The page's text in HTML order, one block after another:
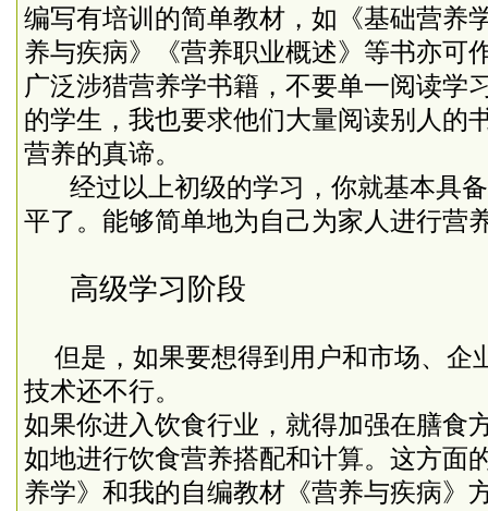
编写有培训的简单教材，如《基础营养
养与疾病》《营养职业概述》等书亦可
广泛涉猎营养学书籍，不要单一阅读学
的学生，我也要求他们大量阅读别人的
营养的真谛。
经过以上初级的学习，你就基本具
平了。能够简单地为自己为家人进行营
高级学习阶段
但是，如果要想得到用户和市场、企
技术还不行。
如果你进入饮食行业，就得加强在膳食
如地进行饮食营养搭配和计算。这方面
养学》和我的自编教材《营养与疾病》